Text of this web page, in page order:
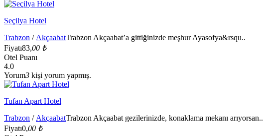
Seçilya Hotel
Trabzon / AkçaabatTrabzon Akçaabat’a gittiğinizde meşhur Ayasofya&rsqu..
Fiyatı83,00 ₺
Otel Puanı
4.0
Yorum3 kişi yorum yapmış.
Tufan Apart Hotel
Trabzon / AkçaabatTrabzon Akçaabat gezilerinizde, konaklama mekanı arıyorsan..
Fiyatı0,00 ₺